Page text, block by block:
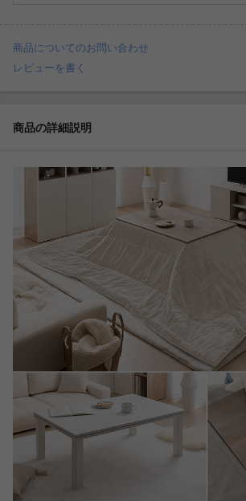
商品についてのお問い合わせ
レビューを書く
商品の詳細説明